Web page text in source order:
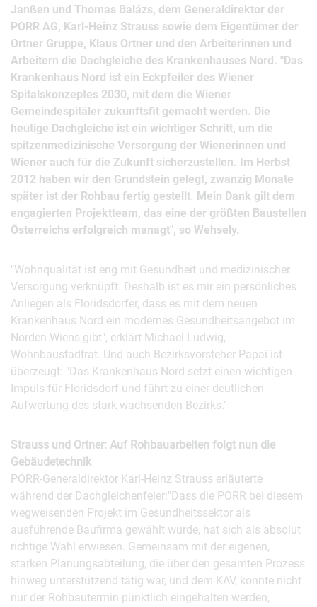
Janßen und Thomas Balázs, dem Generaldirektor der
PORR AG, Karl-Heinz Strauss sowie dem Eigentümer der
Ortner Gruppe, Klaus Ortner und den Arbeiterinnen und
Arbeitern die Dachgleiche des Krankenhauses Nord. "Das
Krankenhaus Nord ist ein Eckpfeiler des Wiener
Spitalskonzeptes 2030, mit dem die Wiener
Gemeindespitäler zukunftsfit gemacht werden. Die
heutige Dachgleiche ist ein wichtiger Schritt, um die
spitzenmedizinische Versorgung der Wienerinnen und
Wiener auch für die Zukunft sicherzustellen. Im Herbst
2012 haben wir den Grundstein gelegt, zwanzig Monate
später ist der Rohbau fertig gestellt. Mein Dank gilt dem
engagierten Projektteam, das eine der größten Baustellen
Österreichs erfolgreich managt", so Wehsely.
"Wohnqualität ist eng mit Gesundheit und medizinischer
Versorgung verknüpft. Deshalb ist es mir ein persönliches
Anliegen als Floridsdorfer, dass es mit dem neuen
Krankenhaus Nord ein modernes Gesundheitsangebot im
Norden Wiens gibt", erklärt Michael Ludwig,
Wohnbaustadtrat. Und auch Bezirksvorsteher Papai ist
überzeugt: "Das Krankenhaus Nord setzt einen wichtigen
Impuls für Floridsdorf und führt zu einer deutlichen
Aufwertung des stark wachsenden Bezirks."
Strauss und Ortner: Auf Rohbauarbeiten folgt nun die
Gebäudetechnik
PORR-Generaldirektor Karl-Heinz Strauss erläuterte
während der Dachgleichenfeier:"Dass die PORR bei diesem
wegweisenden Projekt im Gesundheitssektor als
ausführende Baufirma gewählt wurde, hat sich als absolut
richtige Wahl erwiesen. Gemeinsam mit der eigenen,
starken Planungsabteilung, die über den gesamten Prozess
hinweg unterstützend tätig war, und dem KAV, konnte nicht
nur der Rohbautermin pünktlich eingehalten werden,